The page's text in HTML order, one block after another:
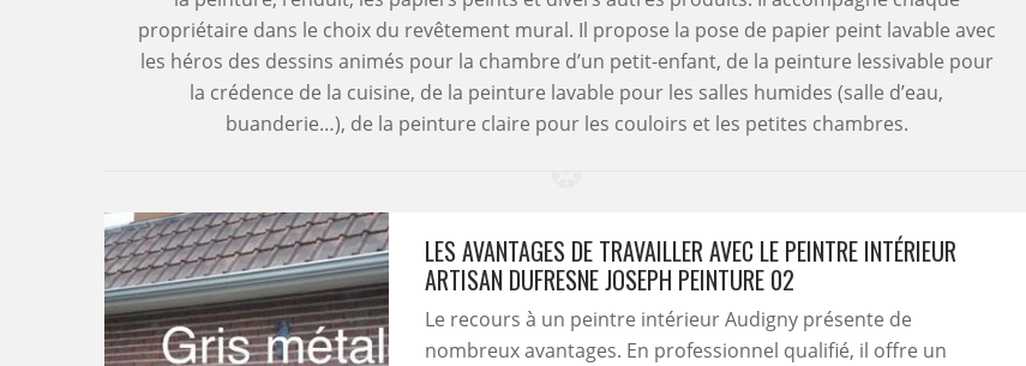
propriétaire dans le choix du revêtement mural. Il propose la pose de papier peint lavable avec
les héros des dessins animés pour la chambre d’un petit-enfant, de la peinture lessivable pour
la crédence de la cuisine, de la peinture lavable pour les salles humides (salle d’eau,
buanderie…), de la peinture claire pour les couloirs et les petites chambres.
LES AVANTAGES DE TRAVAILLER AVEC LE PEINTRE INTÉRIEUR
ARTISAN DUFRESNE JOSEPH PEINTURE 02
Le recours à un peintre intérieur Audigny présente de
nombreux avantages. En professionnel qualifié, il offre un